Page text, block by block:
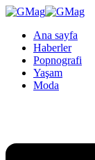
Ana sayfa
Haberler
Popnografi
Yaşam
Moda